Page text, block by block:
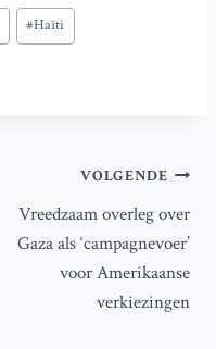
#Haïti
VOLGENDE
Vreedzaam overleg over
Gaza als ‘campagnevoer’
voor Amerikaanse
verkiezingen